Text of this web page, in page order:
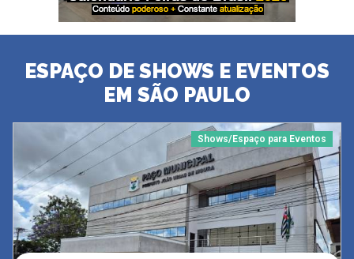
ESPAÇO DE SHOWS E EVENTOS
EM SÃO PAULO
Shows/Espaço para Eventos